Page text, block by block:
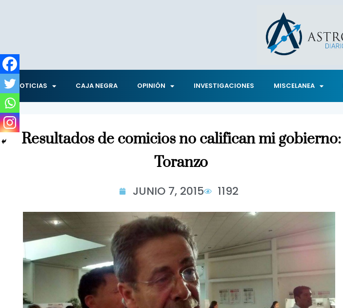
NOTICIAS CAJA NEGRA OPINIÓN INVESTIGACIONES MISCELANEA
Resultados de comicios no califican mi gobierno:
Toranzo
JUNIO 7, 2015 1192